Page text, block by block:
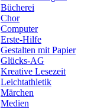
Bücherei
Chor
Computer
Erste-Hilfe
Gestalten mit Papier
Glücks-AG
Kreative Lesezeit
Leichtathletik
Märchen
Medien